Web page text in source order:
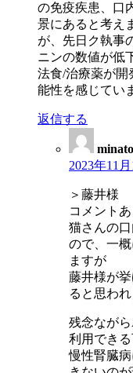
の免疫疾患、口
景にあると考え
が、先日ク執事
ニンの数値が低
法食/治療薬が開
能性を感じてい
返信する
2023年11
＞藤井様
コメント
猫さんの
ので、一
ますが
藤井様が
ると思われ
残念なが
利用でき
慢性腎臓